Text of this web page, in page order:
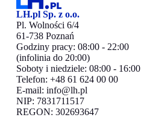
LH.pl Sp. z o.o.
Pl. Wolności 6/4
61-738 Poznań
Godziny pracy: 08:00 - 22:00
(infolinia do 20:00)
Soboty i niedziele: 08:00 - 16:00
Telefon: +48 61 624 00 00
E-mail: info@lh.pl
NIP: 7831711517
REGON: 302693647